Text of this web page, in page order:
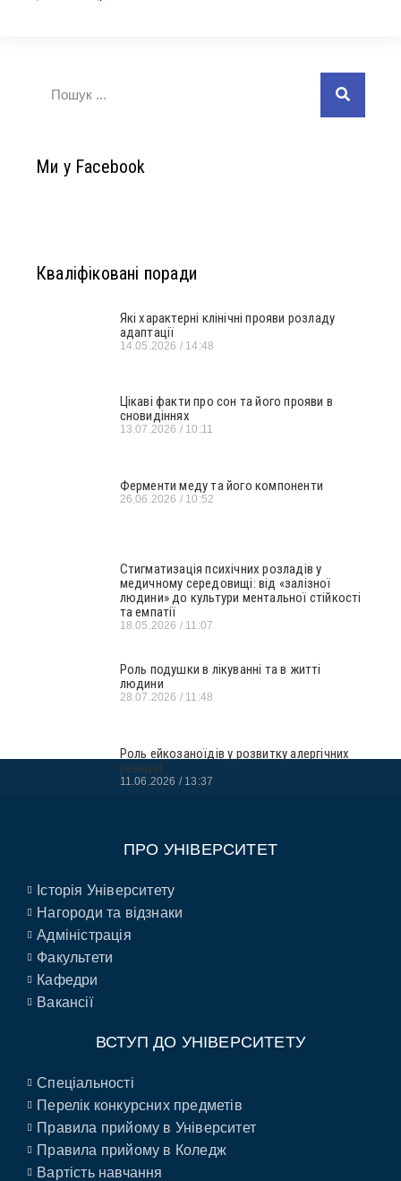
Ми у Facebook
Кваліфіковані поради
Які характерні клінічні прояви розладу
адаптації
14.05.2026 14:48
Цікаві факти про сон та його прояви в
сновидіннях
13.07.2026 10:11
Ферменти меду та його компоненти
26.06.2026 10:52
Стигматизація психічних розладів у
медичному середовищі: від «залізної
людини» до культури ментальної стійкості
та емпатії
18.05.2026 11:07
Роль подушки в лікуванні та в житті
людини
28.07.2026 11:48
Роль ейкозаноїдів у розвитку алергічних
реакцій
11.06.2026 13:37
ПРО УНІВЕРСИТЕТ
Історія Університету
Нагороди та відзнаки
Адміністрація
Факультети
Кафедри
Вакансії
ВСТУП ДО УНІВЕРСИТЕТУ
Спеціальності
Перелік конкурсних предметів
Правила прийому в Університет
Правила прийому в Коледж
Вартість навчання